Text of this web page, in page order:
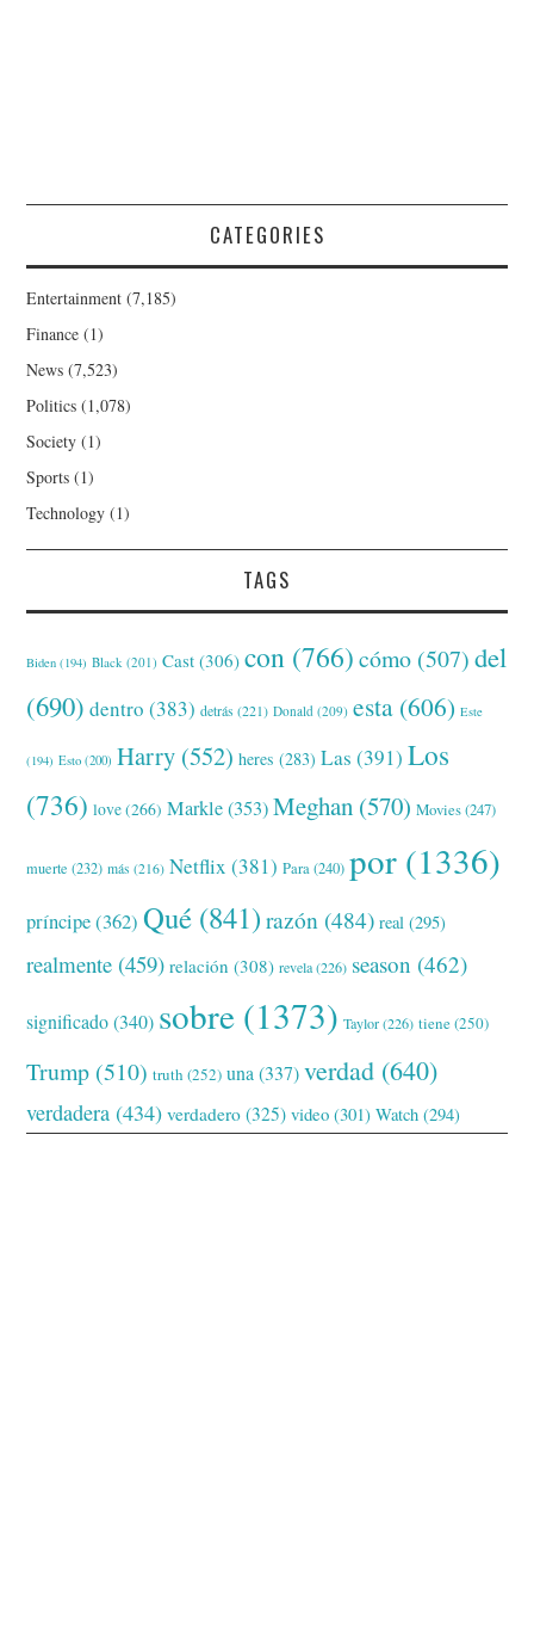
CATEGORIES
Entertainment (7,185)
Finance (1)
News (7,523)
Politics (1,078)
Society (1)
Sports (1)
Technology (1)
TAGS
Biden (194) Black (201) Cast (306) con (766) cómo (507) del
(690) dentro (383) detrás (221) Donald (209) esta (606) Este
(194) Esto (200) Harry (552) heres (283) Las (391) Los
(736) love(266) Markle(353) Meghan (570) Movies(247)
muerte (232) más (216) Netflix (381) Para(240) por (1336)
príncipe(362) Qué (841) razón (484) real (295)
realmente (459) relación (308) revela(226) season (462)
significado(340) sobre (1373) Taylor(226) tiene(250)
Trump (510) truth (252) una (337) verdad (640)
verdadera (434) verdadero (325) video (301) Watch (294)